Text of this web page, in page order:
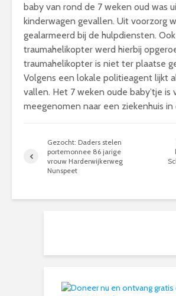
baby van rond de 7 weken oud was
kinderwagen gevallen. Uit voorzorg
gealarmeerd bij de hulpdiensten.
traumahelikopter werd hierbij
traumahelikopter is niet ter plaatse
Volgens een lokale politieagent lijkt
vallen. Het 7 weken oude baby’tje is
meegenomen naar een ziekenhuis in
Gezocht: Daders stelen
portemonnee 86 jarige
vrouw Harderwijkerweg
Nunspeet